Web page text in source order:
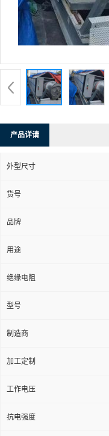
产品详请
外型尺寸
货号
品牌
用途
绝缘电阻
型号
制造商
加工定制
工作电压
抗电强度